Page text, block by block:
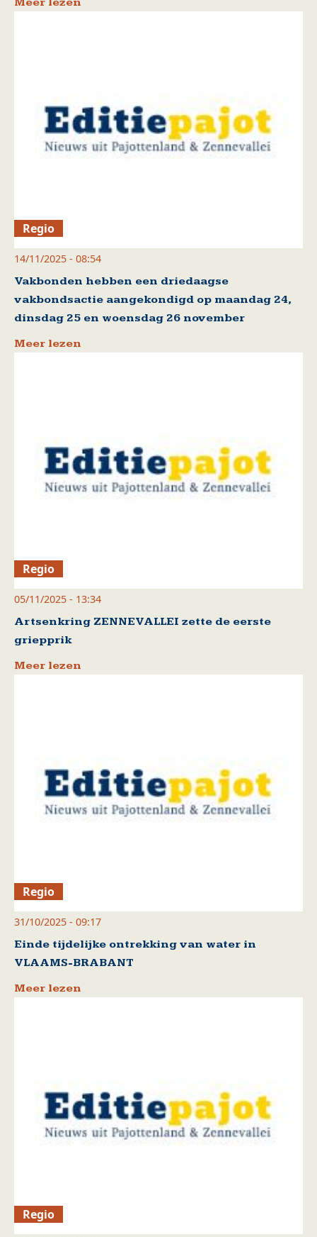
Regio
14/11/2025 - 08:54
Vakbonden hebben een driedaagse
vakbondsactie aangekondigd op maandag 24,
dinsdag 25 en woensdag 26 november
Meer lezen
Regio
05/11/2025 - 13:34
Artsenkring ZENNEVALLEI zette de eerste
griepprik
Meer lezen
Regio
31/10/2025 - 09:17
Einde tijdelijke ontrekking van water in
VLAAMS-BRABANT
Meer lezen
Regio